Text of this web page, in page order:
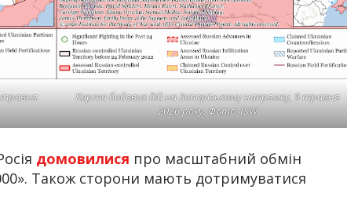
травня
Карта бойових дій на Запорізькому напрямку, 9 травня
2026 року. Фото: ISW
домовилися про масштабний обмін
Також сторони мають дотримуватися